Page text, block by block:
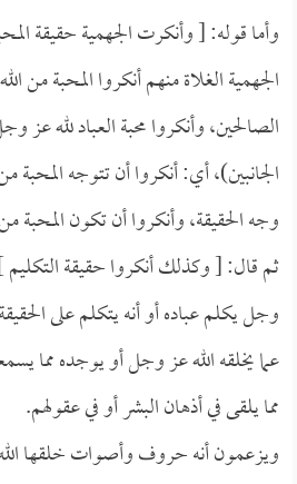
وأما قوله: [ وأنكرت الجهمية حقيقة
الجهمية الغلاة منهم أنكروا المحبة من
الصالحين، وأنكروا محبة العباد لله
الجانبين)، أي: أنكروا أن تتوجه المحبة
وجه الحقيقة، وأنكروا أن تكون المحبة
ثم قال: [ وكذلك أنكروا حقيقة التكليم
وجل يكلم عباده أو أنه يتكلم على
عما يخلقه الله عز وجل أو يوجده مما
مما يلقى في أذهان البشر أو في عقولهم.
ويزعمون أنه حروف وأصوات خلقها